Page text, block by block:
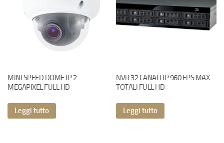
MINI SPEED DOME IP 2
MEGAPIXEL FULL HD
Leggi tutto
NVR 32 CANALI IP 960 FPS MAX
TOTALI FULL HD
Leggi tutto